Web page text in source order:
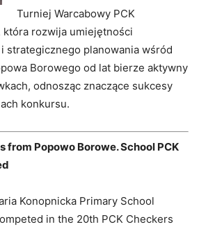
Turniej Warcabowy PCK
rozwija umiejętności
strategicznego planowania wśród
Borowego od lat bierze aktywny
odnosząc znaczące sukcesy
konkursu.
from Popowo Borowe. School PCK
Konopnicka Primary School
in the 20th PCK Checkers